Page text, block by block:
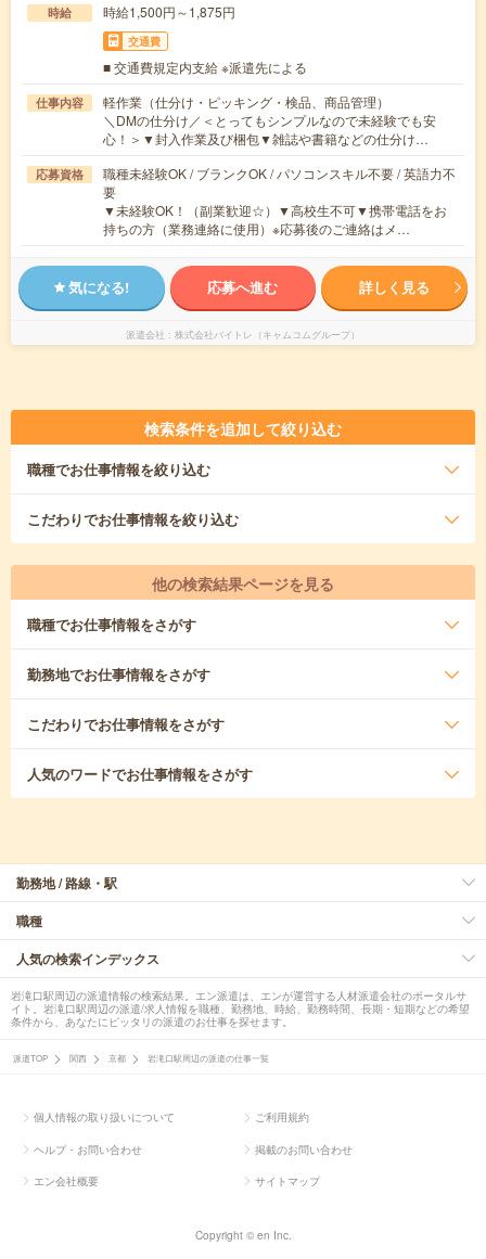
時給 時給1,500円～1,875円
交通費
■ 交通費規定内支給 ※派遣先による
仕事内容
軽作業（仕分け・ピッキング・検品、商品管理）
＼DMの仕分け／＜とってもシンプルなので未経験でも安
心！＞▼封入作業及び梱包▼雑誌や書籍などの仕分け…
応募資格
職種未経験OK / ブランクOK / パソコンスキル不要 / 英語力不
要
▼未経験OK！（副業歓迎☆）▼高校生不可▼携帯電話をお
持ちの方（業務連絡に使用）※応募後のご連絡はメ…
気になる! 応募へ進む 詳しく見る
派遣会社 株式会社バイトレ（キャムコムグループ）
検索条件を追加して絞り込む
職種でお仕事情報を絞り込む
こだわりでお仕事情報を絞り込む
他の検索結果ページを見る
職種でお仕事情報をさがす
勤務地でお仕事情報をさがす
こだわりでお仕事情報をさがす
人気のワードでお仕事情報をさがす
勤務地 / 路線・駅
職種
人気の検索インデックス
岩滝口駅周辺の派遣情報の検索結果。エン派遣は、エンが運営する人材派遣会社のポータルサ
イト。岩滝口駅周辺の派遣/求人情報を職種、勤務地、時給、勤務時間、長期・短期などの希望
条件から、あなたにピッタリの派遣のお仕事を探せます。
派遣TOP 関西 京都 岩滝口駅周辺の派遣の仕事一覧
個人情報の取り扱いについて ご利用規約
ヘルプ・お問い合わせ 掲載のお問い合わせ
エン会社概要 サイトマップ
Copyright © en Inc.